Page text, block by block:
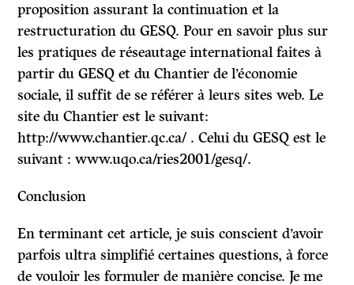
proposition assurant la continuation et la
restructuration du GESQ. Pour en savoir plus sur
les pratiques de réseautage international faites à
partir du GESQ et du Chantier de l’économie
sociale, il suffit de se référer à leurs sites web. Le
site du Chantier est le suivant:
http://www.chantier.qc.ca/ . Celui du GESQ est le
suivant : www.uqo.ca/ries2001/gesq/.
Conclusion
En terminant cet article, je suis conscient d’avoir
parfois ultra simplifié certaines questions, à force
de vouloir les formuler de manière concise. Je me